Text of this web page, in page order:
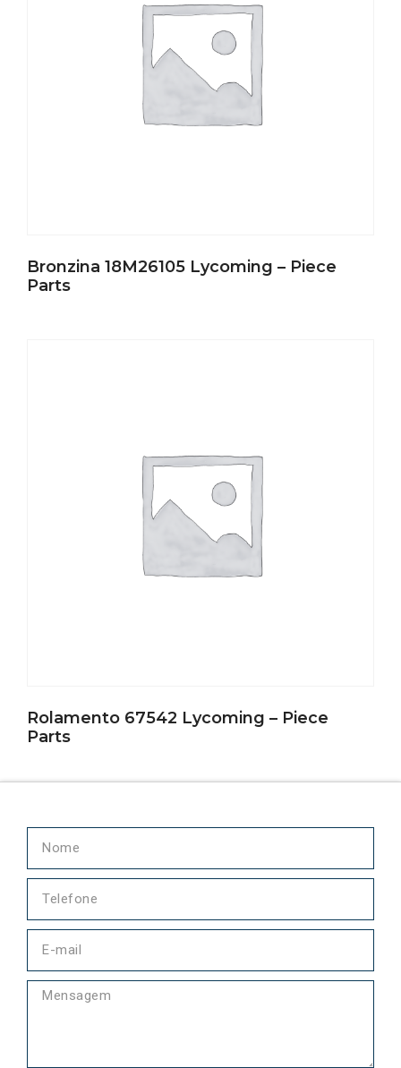
Bronzina 18M26105 Lycoming – Piece
Parts
Rolamento 67542 Lycoming – Piece
Parts